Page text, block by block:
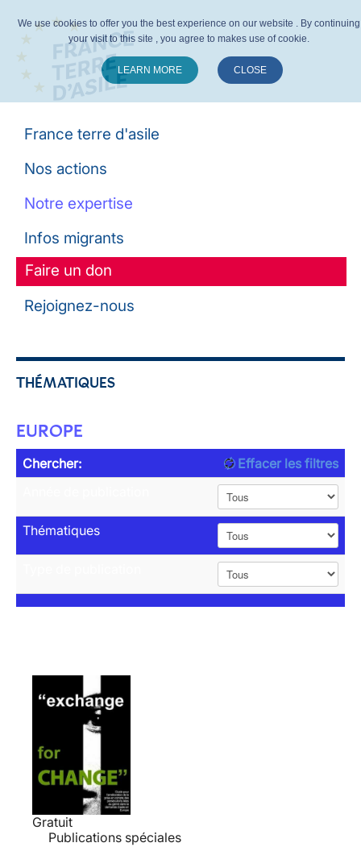
France terre d'asile
Nos actions
Notre expertise
Infos migrants
Faire un don
Rejoignez-nous
THÉMATIQUES
EUROPE
Chercher:
Effacer les filtres
Thématiques
Gratuit
Publications spéciales
We use cookies to offer you the best experience on our website . By continuing
your visit to this site , you agree to makes use of cookie.
LEARN MORE CLOSE